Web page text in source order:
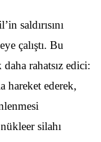
saldırısını
çalıştı. Bu
rahatsız edici:
hareket ederek,
silahı